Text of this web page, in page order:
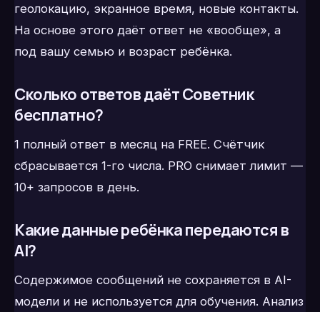
геолокацию, экранное время, новые контакты.
На основе этого даёт ответ не «вообще», а
под вашу семью и возраст ребёнка.
Сколько ответов даёт Советник
бесплатно?
1 полный ответ в месяц на FREE. Счётчик
сбрасывается 1-го числа. PRO снимает лимит —
10+ запросов в день.
Какие данные ребёнка передаются в
AI?
Содержимое сообщений не сохраняется в AI-
модели и не используется для обучения. Анализ